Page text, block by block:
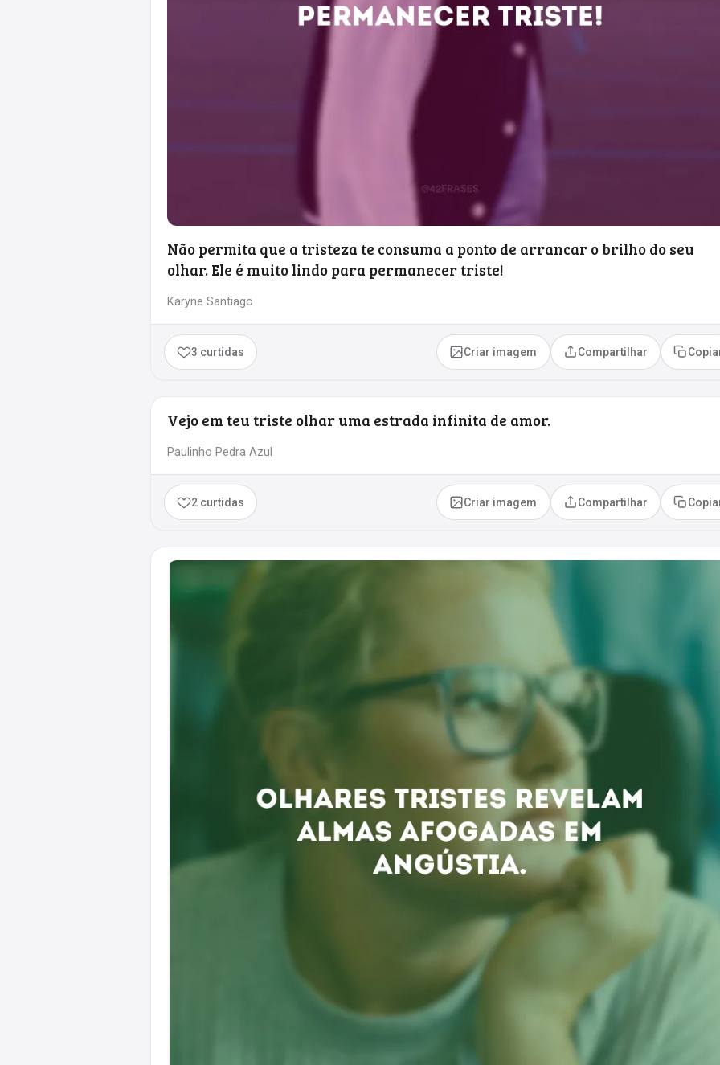
Não permita que a tristeza te consuma a ponto de arrancar o brilho do seu
olhar. Ele é muito lindo para permanecer triste!
Karyne Santiago
3 curtidas Criar imagem Compartilhar
Vejo em teu triste olhar uma estrada infinita de amor.
Paulinho Pedra Azul
2 curtidas Criar imagem Compartilhar